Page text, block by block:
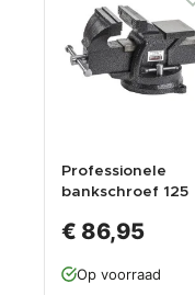
Professionele
bankschroef 125
uitvoering met
€ 86,95
Op voorraad